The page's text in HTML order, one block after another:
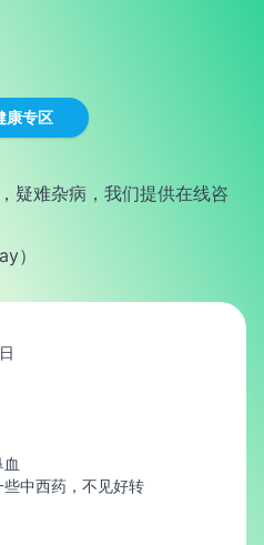
康专区
疑难杂病，我们提供在线咨
）
血
些中西药，不见好转